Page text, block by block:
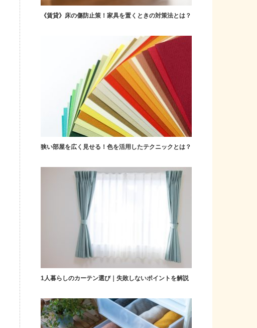
《賃貸》床の傷防止策！家具を置くときの対策法とは？
狭い部屋を広く見せる！色を活用したテクニックとは？
1人暮らしのカーテン選び｜失敗しないポイントを解説